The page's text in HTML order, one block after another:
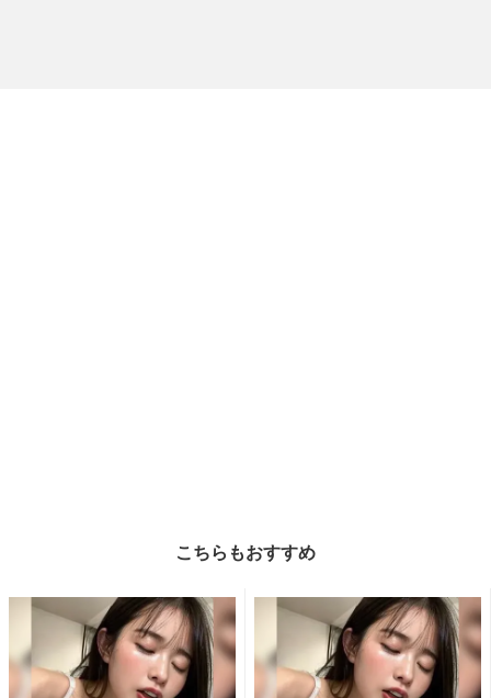
こちらもおすすめ